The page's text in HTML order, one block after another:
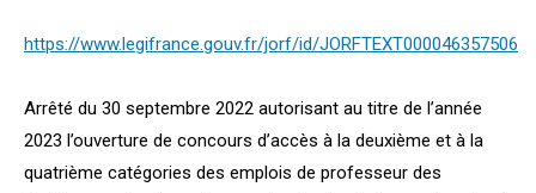
https://www.legifrance.gouv.fr/jorf/id/JORFTEXT000046357506
Arrêté du 30 septembre 2022 autorisant au titre de l’année
2023 l’ouverture de concours d’accès à la deuxième et à la
quatrième catégories des emplois de professeur des